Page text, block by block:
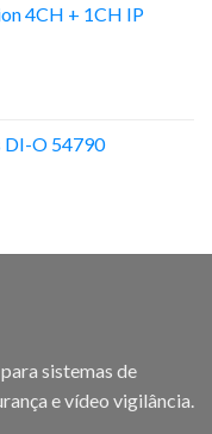
4CH + 1CH IP
DI-O 54790
sistemas de
e vídeo vigilância.